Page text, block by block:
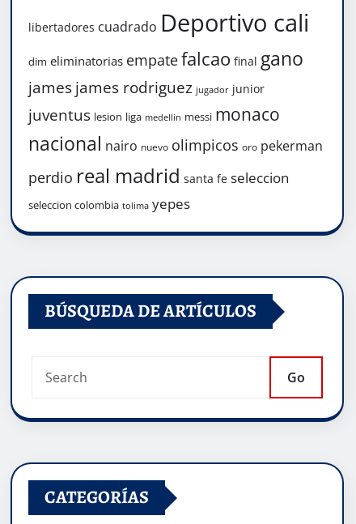
libertadores cuadrado Deportivo cali
dim eliminatorias empatefalcao final gano
james james rodriguez jugador junior
juventus lesion liga medellin messi monaco
nacional nairo nuevo olimpicos oro pekerman
perdio real madrid santa fe seleccion
seleccion colombia tolima yepes
BÚSQUEDA DE ARTÍCULOS
Go
CATEGORÍAS